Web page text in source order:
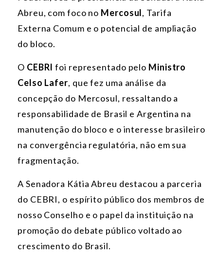
Abreu, com foco no Mercosul, Tarifa
Externa Comum e o potencial de ampliação
do bloco.
O CEBRI foi representado pelo Ministro
Celso Lafer, que fez uma análise da
concepção do Mercosul, ressaltando a
responsabilidade de Brasil e Argentina na
manutenção do bloco e o interesse brasileiro
na convergência regulatória, não em sua
fragmentação.
A Senadora Kátia Abreu destacou a parceria
do CEBRI, o espírito público dos membros de
nosso Conselho e o papel da instituição na
promoção do debate público voltado ao
crescimento do Brasil.